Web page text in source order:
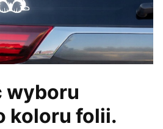
wyboru
koloru folii.